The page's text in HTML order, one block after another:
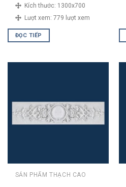
Kích thước: 1300x700
Lượt xem: 779 lượt xem
ĐỌC TIẾP
SẢN PHẨM THẠCH CAO